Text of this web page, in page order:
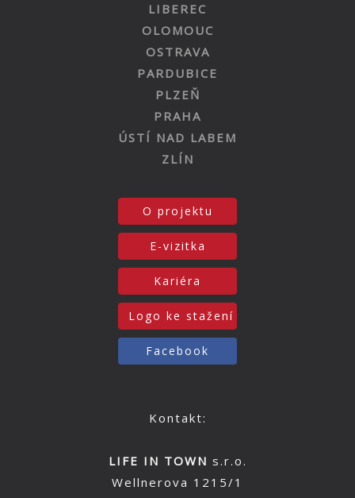
LIBEREC
OLOMOUC
OSTRAVA
PARDUBICE
PLZEŇ
PRAHA
ÚSTÍ NAD LABEM
ZLÍN
O projektu
E-vizitka
Kariéra
Logo ke stažení
Facebook
Kontakt:
LIFE IN TOWN s.r.o.
Wellnerova 1215/1